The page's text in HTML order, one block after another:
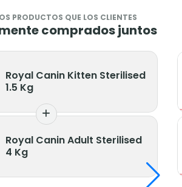
PRODUCTOS QUE LOS CLIENTES
comprados juntos
Royal
Royal